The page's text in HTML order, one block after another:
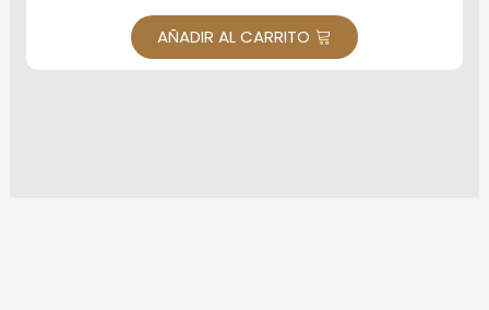
AÑADIR AL CARRITO